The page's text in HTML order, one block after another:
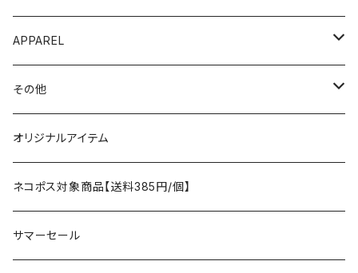
AO COOLERS
asobito
AS2OV
AXESQUIN
Ballistics
バックパック
ポーチ／サコッシュ
ストレージ
パッキングアクセサリー
スリーピングギア
テント、タープ
テント、シェルター
タープ
スリーピングギア
寝袋
マット
テーブル、チェア
テーブル
チェア
ランタン、ライト
燃料ランタン
焚火台／薪ストーブ
APPAREL
トップス
ボトムス
アンダーウェア
ハンドウェア
その他
遊び
フィッシング
ラジコン
ケア用品
雑貨
オリジナルアイテム
ネコポス対象商品【送料385円/個】
サマーセール